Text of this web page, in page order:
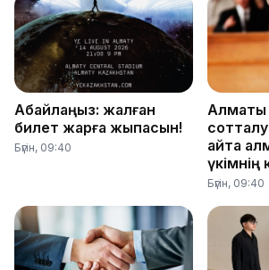
Абайлаңыз: жалған
билет жарға жықпасын!
Бүгін, 09:40
Алматы
айта
Бүгін, 09:40